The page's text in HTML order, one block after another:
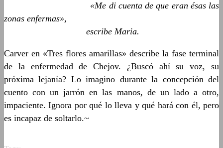
«Me di cuenta de que eran ésas las
zonas enfermas»,
escribe Maria.
Carver en «Tres flores amarillas» describe la fase terminal
de la enfermedad de Chejov. ¿Buscó ahí su voz, su
próxima lejanía? Lo imagino durante la concepción del
cuento con un jarrón en las manos, de un lado a otro,
impaciente. Ignora por qué lo lleva y qué hará con él, pero
es incapaz de soltarlo.~